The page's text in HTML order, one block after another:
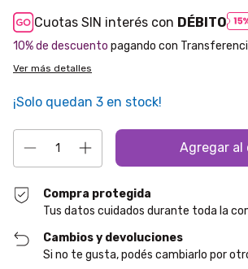
Cuotas SIN interés con DÉBITO
10% de descuento pagando con
Ver más detalles
¡Solo quedan 3 en stock!
Compra protegida
Tus datos cuidados durante toda la
Cambios y devoluciones
Si no te gusta, podés cambiarlo por